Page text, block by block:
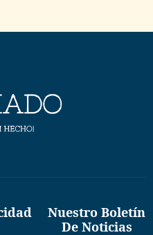
Nuestro Boletín
De Noticias